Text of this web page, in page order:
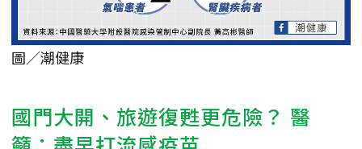
圖／潮健康
國門大開、旅遊復甦更危險？ 醫